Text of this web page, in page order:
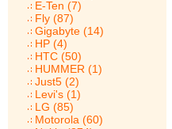
E-Ten (7)
Fly (87)
Gigabyte (14)
HP (4)
HTC (50)
HUMMER (1)
Just5 (2)
Levi's (1)
LG (85)
Motorola (60)